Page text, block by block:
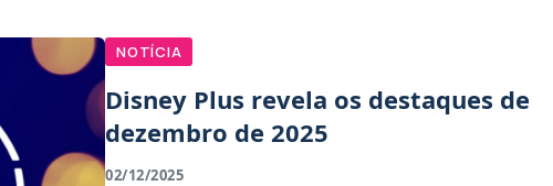
NOTÍCIA
Disney Plus revela os destaques de
dezembro de 2025
02/12/2025